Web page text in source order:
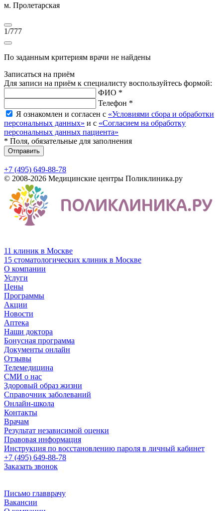
м. Пролетарская
1/777
По заданным критериям врачи не найдены
Записаться на приём
Для записи на приём к специалисту воспользуйтесь формой:
ФИО *
Телефон *
Я ознакомлен и согласен с «Условиями сбора и обработки
персональных данных» и с «Согласием на обработку
персональных данных пациента»
* Поля, обязательные для заполнения
Отправить
+7 (495) 649-88-78
© 2008-2026 Медицинские центры Поликлиника.ру
11 клиник в Москве
15 стоматологических клиник в Москве
О компании
Услуги
Цены
Программы
Акции
Новости
Аптека
Наши доктора
Бонусная программа
Документы онлайн
Отзывы
Телемедицина
СМИ о нас
Здоровый образ жизни
Справочник заболеваний
Онлайн-школа
Контакты
Врачам
Результат независимой оценки
Правовая информация
Инструкция по восстановлению пароля в личный кабинет
+7 (495) 649-88-78
Заказать звонок
Письмо главврачу
Вакансии